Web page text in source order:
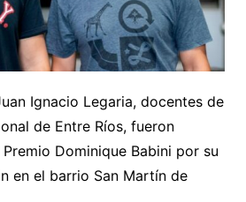
Ignacio Legaria, docentes de
de Entre Ríos, fueron
Dominique Babini por su
en el barrio San Martín de